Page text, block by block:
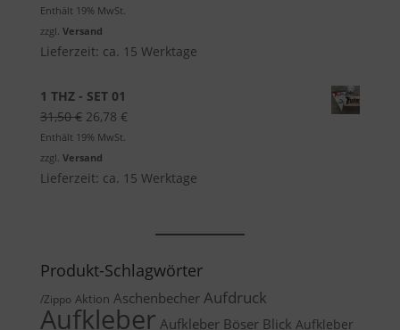
Preis
war:
9,50 €
Preis
8,08 €.
Enthält 19% MwSt.
zzgl. Versand
Lieferzeit: ca. 15 Werktage
1 THZ - SET 01
31,50€ Ursprünglicher
Preis
war:
31,50 €
26,78 €Aktueller
26,78 €.
Enthält 19% MwSt.
zzgl. Versand
Lieferzeit: ca. 15 Werktage
Produkt-Schlagwörter
/Zippo Aktion Aschenbecher Aufdruck
Aufkleber Aufkleber Böser Blick Aufkleber